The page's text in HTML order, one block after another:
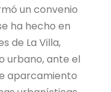
un convenio
ha hecho en
de La Villa,
urbano, ante el
aparcamiento